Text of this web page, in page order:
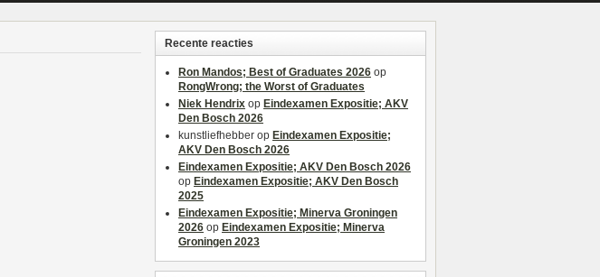
Recente reacties
Ron Mandos; Best of Graduates 2026 op
RongWrong; the Worst of Graduates
Niek Hendrix op Eindexamen Expositie; AKV
Den Bosch 2026
kunstliefhebber op Eindexamen Expositie;
AKV Den Bosch 2026
Eindexamen Expositie; AKV Den Bosch 2026
op Eindexamen Expositie; AKV Den Bosch
2025
Eindexamen Expositie; Minerva Groningen
2026 op Eindexamen Expositie; Minerva
Groningen 2023